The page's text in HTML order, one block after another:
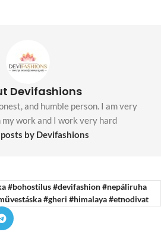
Devifashions
and humble person. I am very
work and I work very hard
by Devifashions
#bohostílus #devifashion #nepáliruha
#gheri #himalaya #etnodivat